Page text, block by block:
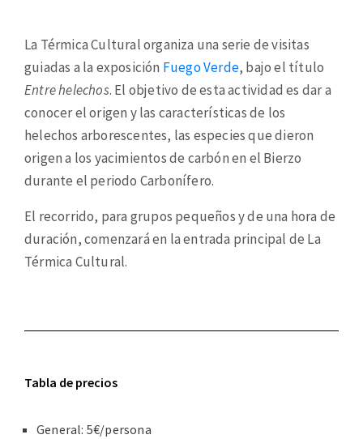
La Térmica Cultural organiza una serie de visitas
guiadas a la exposición Fuego Verde, bajo el título
Entre helechos. El objetivo de esta actividad es dar a
conocer el origen y las características de los
helechos arborescentes, las especies que dieron
origen a los yacimientos de carbón en el Bierzo
durante el periodo Carbonífero.
El recorrido, para grupos pequeños y de una hora de
duración, comenzará en la entrada principal de La
Térmica Cultural.
Tabla de precios
General: 5€/persona